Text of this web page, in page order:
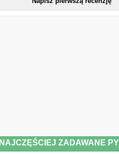
NAJCZĘŚCIEJ ZADAWANE